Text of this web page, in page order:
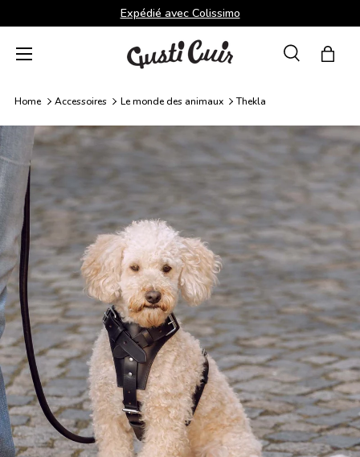
Aller au contenu
Expédié avec Colissimo
Recherche
Menu
Home Accessoires Le monde des animaux Thekla